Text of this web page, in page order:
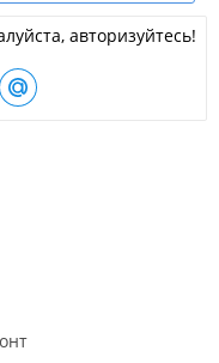
авторизуйтесь!